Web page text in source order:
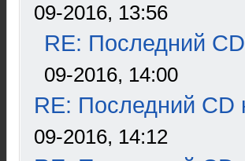
09-2016, 13:56
RE: Последний
09-2016, 14:00
RE: Последний CD
09-2016, 14:12